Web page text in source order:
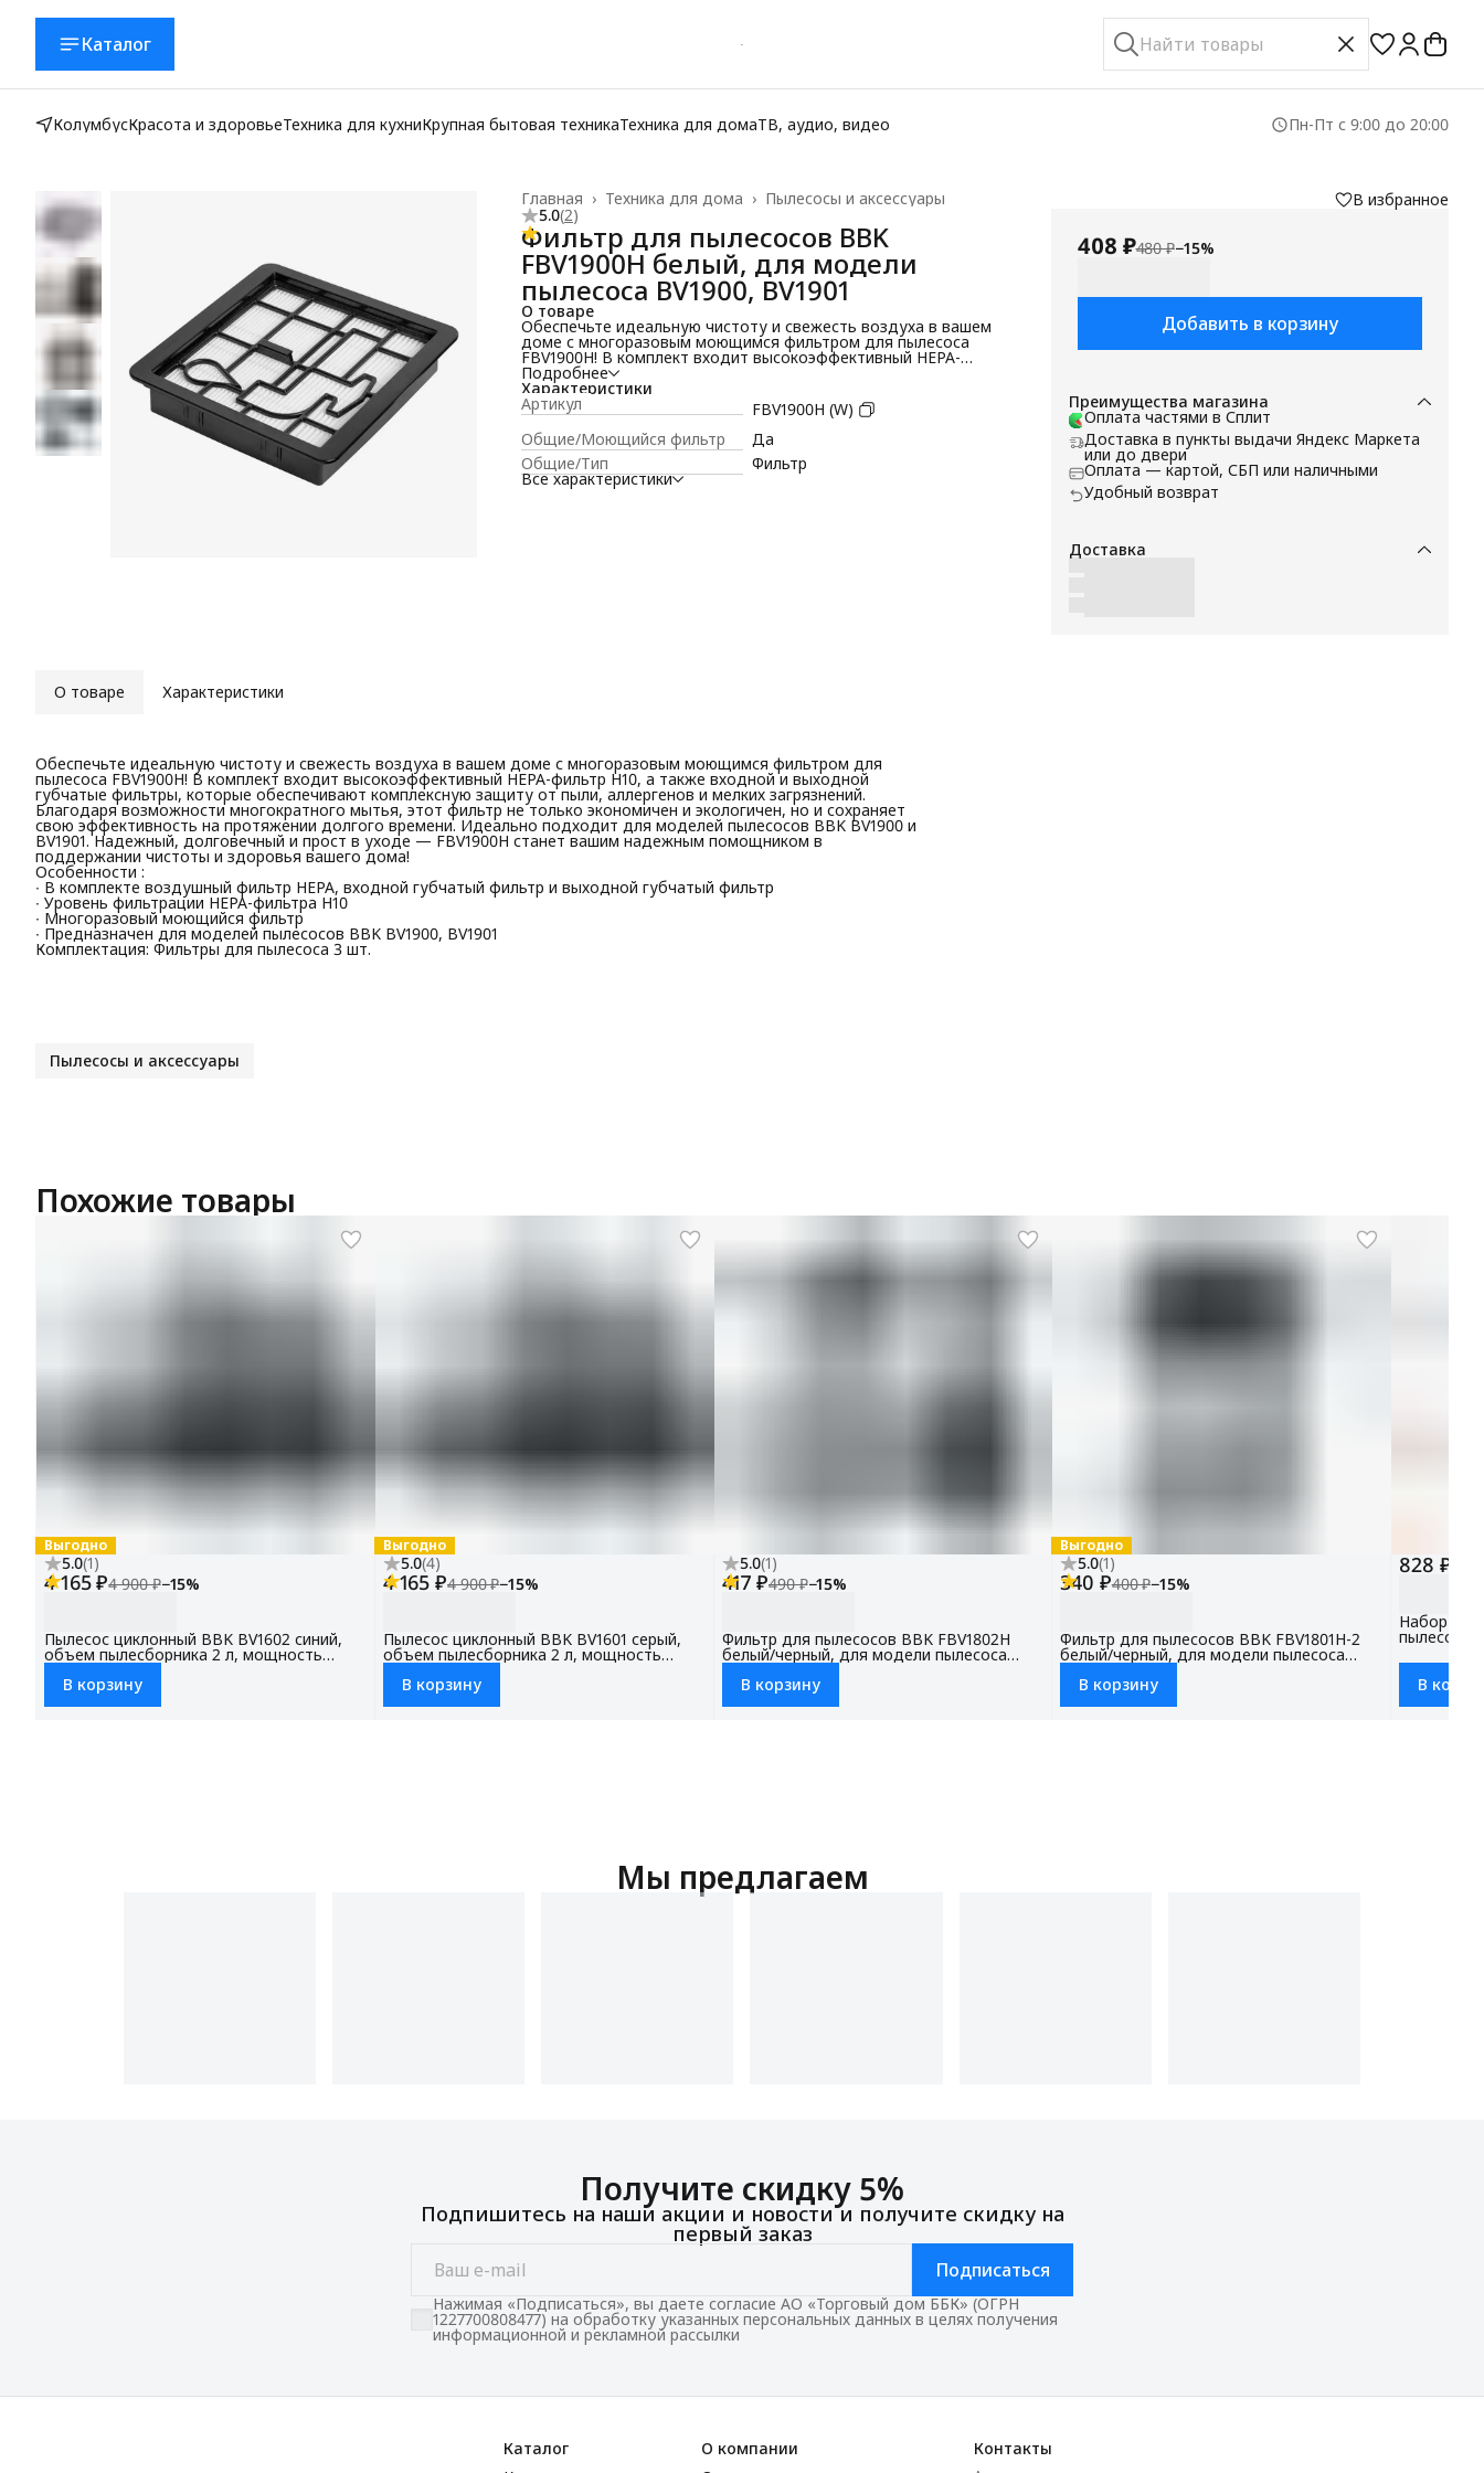
Каталог
КолумбусКрасота и здоровьеТехника для кухниКрупная бытовая техникаТехника для домаТВ, аудио, видео Пн-Пт с 9:00 до 20:00
Пылесосы и аксессуары
Техника для дома ›
Главная ›
5.0(2)
Фильтр для пылесосов BBK
FBV1900H белый, для модели
пылесоса BV1900, BV1901
О товаре
Обеспечьте идеальную чистоту и свежесть воздуха в вашем
доме с многоразовым моющимся фильтром для пылесоса
FBV1900H! В комплект входит высокоэффективный HEPA-
фильтр H10, а также входной и выходной губчатые фильтры,
которые обеспечивают комплексную защиту от пыли,
аллергенов и мелких загрязнений. Благодаря возможности
многократного мытья, этот фильтр не только экономичен и
экологичен, но и сохраняет свою эффективность на
протяжении долгого времени. Идеально подходит для
моделей пылесосов BBK BV1900 и BV1901. Надежный,
долговечный и прост в уходе — FBV1900H станет вашим
надежным помощником в поддержании чистоты и здоровья
Подробнее
Характеристики
Артикул
FBV1900H (W)
Общие/Моющийся фильтр
Да
Общие/Тип
Фильтр
Все характеристики
В избранное
408 ₽480 ₽−15%
Добавить в корзину
Преимущества магазина
Оплата частями в Сплит
Доставка в пункты выдачи Яндекс Маркета
или до двери
Оплата — картой, СБП или наличными
Удобный возврат
Доставка
О товаре Характеристики
Обеспечьте идеальную чистоту и свежесть воздуха в вашем доме с многоразовым моющимся фильтром для
пылесоса FBV1900H! В комплект входит высокоэффективный HEPA-фильтр H10, а также входной и выходной
губчатые фильтры, которые обеспечивают комплексную защиту от пыли, аллергенов и мелких загрязнений.
Благодаря возможности многократного мытья, этот фильтр не только экономичен и экологичен, но и сохраняет
свою эффективность на протяжении долгого времени. Идеально подходит для моделей пылесосов BBK BV1900 и
BV1901. Надежный, долговечный и прост в уходе — FBV1900H станет вашим надежным помощником в
поддержании чистоты и здоровья вашего дома!
Особенности :
∙ В комплекте воздушный фильтр HEPA, входной губчатый фильтр и выходной губчатый фильтр
∙ Уровень фильтрации HEPA-фильтра H10
∙ Многоразовый моющийся фильтр
∙ Предназначен для моделей пылесосов BBK BV1900, BV1901
Комплектация: Фильтры для пылесоса 3 шт.
Пылесосы и аксессуары
Похожие товары
Выгодно
5.0(1)
4 165 ₽4 900 ₽−15%
Пылесос циклонный BBK BV1602 синий,
объем пылесборника 2 л, мощность
всасывания 300 Вт, НЕРА фильтр (модель
FBV1601H), 3 насадки в комплекте
В корзину
Выгодно
5.0(4)
4 165 ₽4 900 ₽−15%
Пылесос циклонный BBK BV1601 серый,
объем пылесборника 2 л, мощность
всасывания 300 Вт, НЕРА фильтр (модель
FBV1601H), 3 насадки в комплекте
В корзину
5.0(1)
417 ₽490 ₽−15%
Фильтр для пылесосов BBK FBV1802H
белый/черный, для модели пылесоса
BV1801, BV1802
В корзину
Выгодно
5.0(1)
340 ₽400 ₽−15%
Фильтр для пылесосов BBK FBV1801H-2
белый/черный, для модели пылесоса
BV1801, BV1802
В корзину
828 ₽
Набор
пылесоса
В
Мы предлагаем
Получите скидку 5%
Подпишитесь на наши акции и новости и получите скидку на
первый заказ
Подписаться
Нажимая «Подписаться», вы даете согласие АО «Торговый дом ББК» (ОГРН
1227700808477) на обработку указанных персональных данных в целях получения
информационной и рекламной рассылки
Каталог
О компании
Контакты